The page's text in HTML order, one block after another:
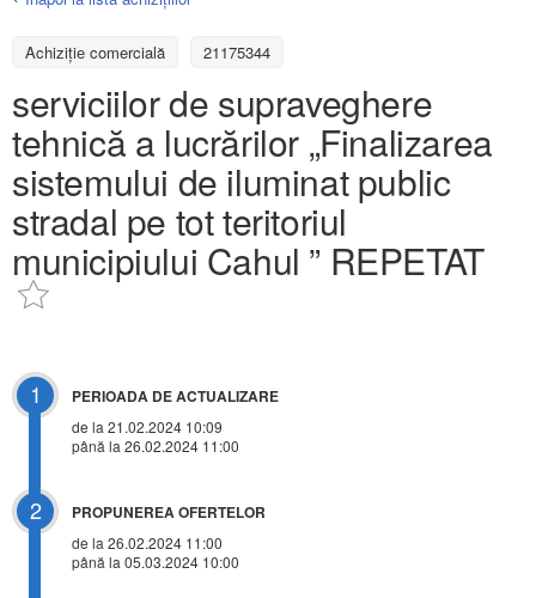
Achizițiе comercială 21175344
serviciilor de supraveghere
tehnică a lucrărilor „Finalizarea
sistemului de iluminat public
stradal pe tot teritoriul
municipiului Cahul ” REPETAT
1 PERIOADA DE ACTUALIZARE
de la 21.02.2024 10:09
până la 26.02.2024 11:00
2 PROPUNEREA OFERTELOR
de la 26.02.2024 11:00
până la 05.03.2024 10:00